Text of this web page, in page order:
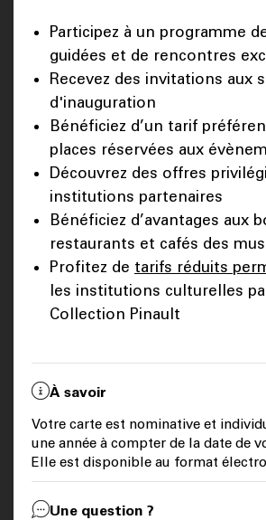
Participez à un programme
guidées et de rencontres
Recevez des invitations aux
d'inauguration
Bénéficiez d’un tarif
places réservées aux
Découvrez des offres
institutions partenaires
Bénéficiez d’avantages aux
restaurants et cafés des
Profitez de tarifs réduits
les institutions culturelles
Collection Pinault
À savoir
Votre carte est nominative et
une année à compter de la date de
Elle est disponible au format
Une question ?